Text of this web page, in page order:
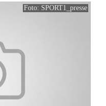
Foto: SPORT1_presse